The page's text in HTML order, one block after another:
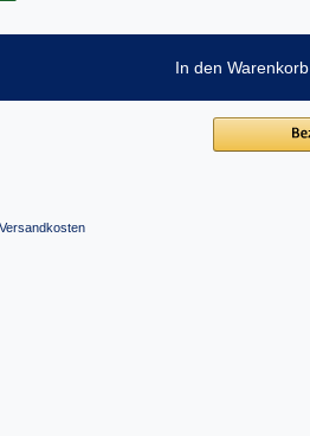
In den Warenkorb
Versandkosten